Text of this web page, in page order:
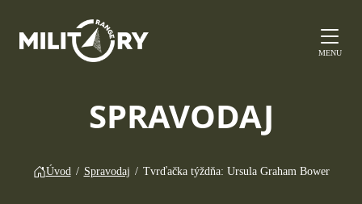
MENU
SPRAVODAJ
Úvod / Spravodaj / Tvrďačka týždňa: Ursula Graham Bower